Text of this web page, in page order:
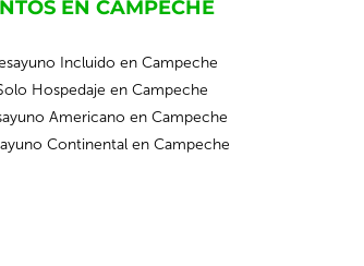
EN CAMPECHE
Incluido en Campeche
Hospedaje en Campeche
Americano en Campeche
Continental en Campeche